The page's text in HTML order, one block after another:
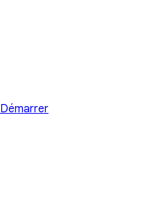
Démarrer